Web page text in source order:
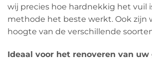
wij precies hoe hardnekkig het vuil
methode het beste werkt. Ook zijn
hoogte van de verschillende
Ideaal voor het renoveren van uw